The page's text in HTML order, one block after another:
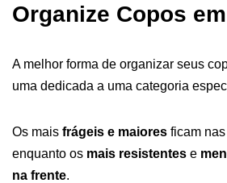
Organize Copos
A melhor forma de organizar seus
uma dedicada a uma categoria
Os mais frágeis e maiores ficam nas
enquanto os mais resistentes e
na frente.